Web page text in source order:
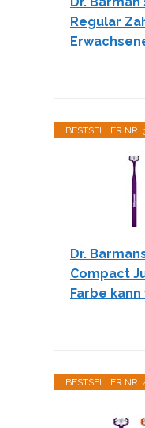
Regular
BESTSELLER NR.
Dr.
Compact
Farbe
BESTSELLER NR.